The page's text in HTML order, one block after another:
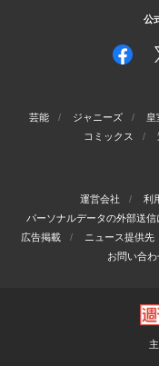
公
芸能 ジャニーズ 皇
コミックス
運営会社 利
パーソナルデータの外部送信
広告掲載
ニュース提供先
お問い合わ